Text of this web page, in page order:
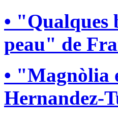
• "Qualques
peau" de
• "Magnòlia
Hernandez-